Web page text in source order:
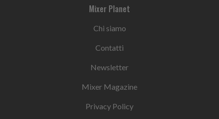
Mixer Planet
Chi siamo
Contatti
Newsletter
Mixer Magazine
Privacy Policy